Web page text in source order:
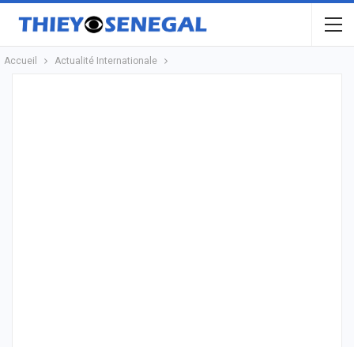
Accueil Actualité Internationale